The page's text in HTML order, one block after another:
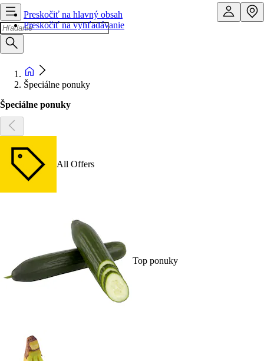
Preskočiť na hlavný obsah
Preskočiť na vyhľadávanie
Špeciálne ponuky
Špeciálne ponuky
All Offers
Top ponuky